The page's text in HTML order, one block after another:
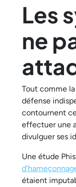
Les
ne
Tout comme
défense
contournent
effectuer une
divulguer ses
Une étude
étaient